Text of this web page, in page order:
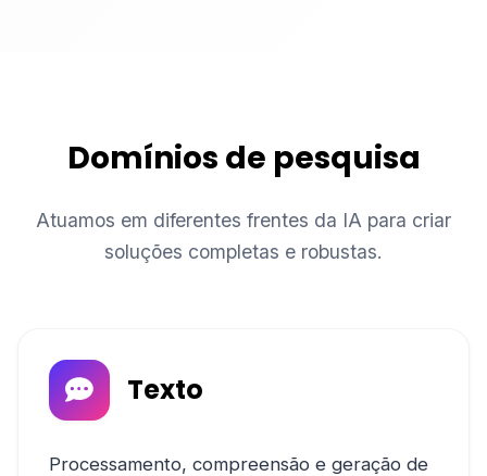
Domínios de pesquisa
Atuamos em diferentes frentes da IA para criar
soluções completas e robustas.
Texto
Processamento, compreensão e geração de